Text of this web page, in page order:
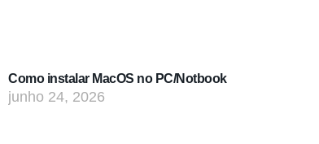
Como instalar MacOS no PC/Notbook
junho 24, 2026